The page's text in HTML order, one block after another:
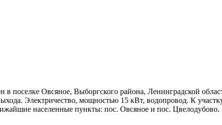
в поселке Овсяное, Выборгского района, Ленинградской
Электричество, мощностью 15 кВт, водопровод. К
населенные пункты: пос. Овсяное и пос. Цвелодубово.